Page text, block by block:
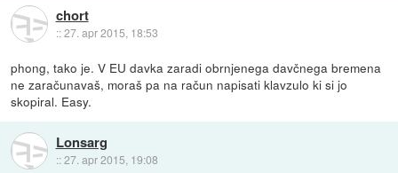
chort
::27. apr 2015, 18:53
phong, tako je. V EU davka zaradi obrnjenega davčnega bremena
ne zaračunavaš, moraš pa na račun napisati klavzulo ki si jo
skopiral. Easy.
Lonsarg
::27. apr 2015, 19:08